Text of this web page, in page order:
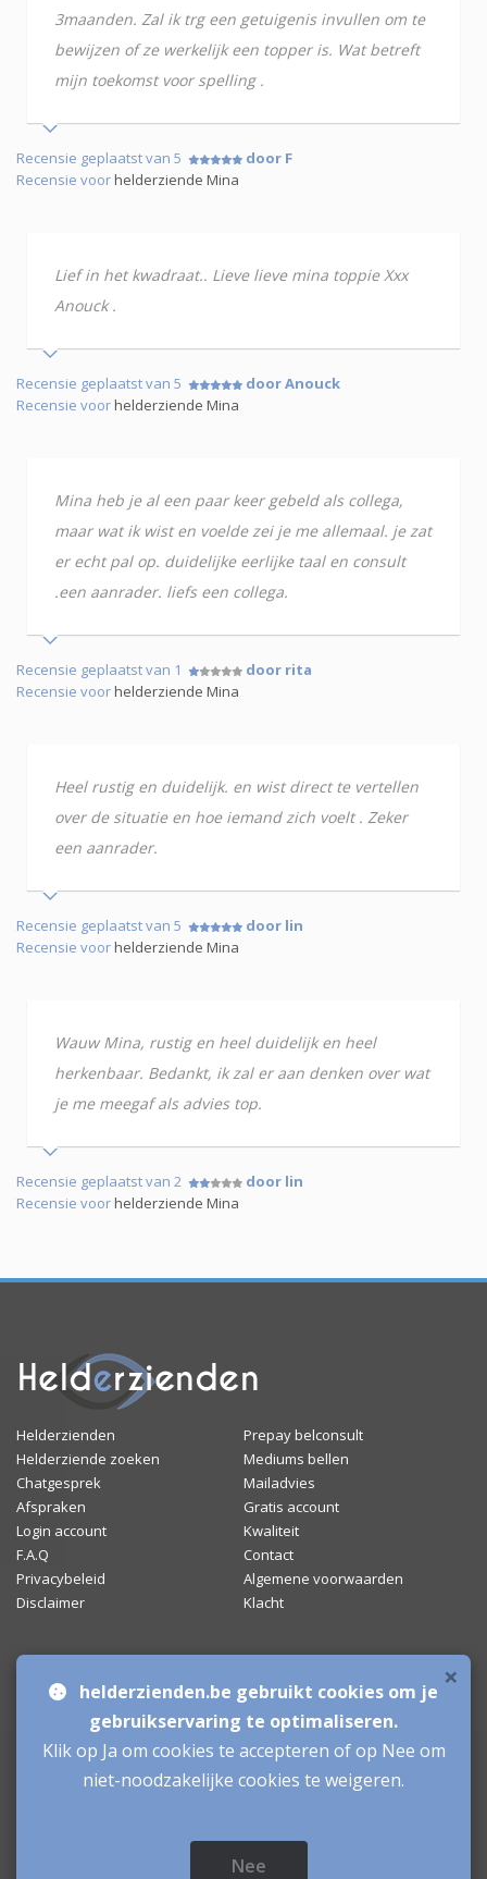
3maanden. Zal ik trg een getuigenis invullen om te
bewijzen of ze werkelijk een topper is. Wat betreft
mijn toekomst voor spelling .
Recensie geplaatst van 5
door F
Recensie voorhelderziende Mina
Lief in het kwadraat.. Lieve lieve mina toppie Xxx
Anouck .
Recensie geplaatst van 5
door Anouck
Recensie voorhelderziende Mina
Mina heb je al een paar keer gebeld als collega,
maar wat ik wist en voelde zei je me allemaal. je zat
er echt pal op. duidelijke eerlijke taal en consult
.een aanrader. liefs een collega.
Recensie geplaatst van 1
door rita
Recensie voorhelderziende Mina
Heel rustig en duidelijk. en wist direct te vertellen
over de situatie en hoe iemand zich voelt . Zeker
een aanrader.
Recensie geplaatst van 5
door lin
Recensie voorhelderziende Mina
Wauw Mina, rustig en heel duidelijk en heel
herkenbaar. Bedankt, ik zal er aan denken over wat
je me meegaf als advies top.
Recensie geplaatst van 2
door lin
Recensie voorhelderziende Mina
Helderzienden
Prepay belconsult
Helderziende zoeken
Mediums bellen
Chatgesprek
Mailadvies
Afspraken
Gratis account
Login account
Kwaliteit
F.A.Q
Contact
Privacybeleid
Algemene voorwaarden
Disclaimer
Klacht
Mediumchat
Helderzienden
×
helderzienden.be gebruikt cookies om je
gebruikservaring te optimaliseren.
Klik op Ja om cookies te accepteren of op Nee om
niet-noodzakelijke cookies te weigeren.
Nee